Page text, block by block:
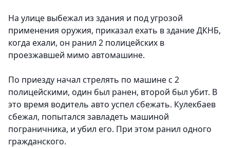
На улице выбежал из здания и под угрозой
применения оружия, приказал ехать в здание ДКНБ,
когда ехали, он ранил 2 полицейских в
проезжавшей мимо автомашине.
По приезду начал стрелять по машине с 2
полицейскими, один был ранен, второй был убит. В
это время водитель авто успел сбежать. Кулекбаев
сбежал, попытался завладеть машиной
пограничника, и убил его. При этом ранил одного
гражданского.